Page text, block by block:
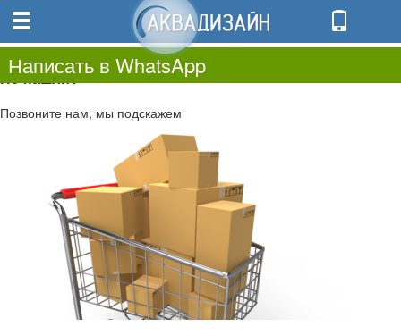
0.00
0
Не нашли?
Позвоните нам, мы подскажем
Написать в WhatsApp